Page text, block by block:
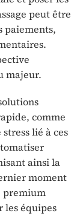
peut être
paiements,
majeur.
comme
lié à ces
ainsi la
moment
premium
les équipes